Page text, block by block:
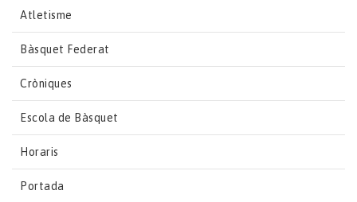
Atletisme
Bàsquet Federat
Cròniques
Escola de Bàsquet
Horaris
Portada